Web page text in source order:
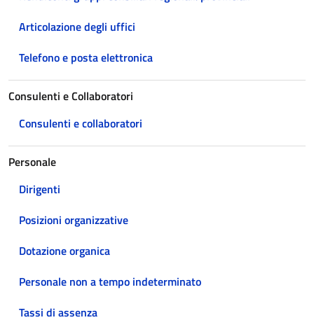
Articolazione degli uffici
Telefono e posta elettronica
Consulenti e Collaboratori
Consulenti e collaboratori
Personale
Dirigenti
Posizioni organizzative
Dotazione organica
Personale non a tempo indeterminato
Tassi di assenza